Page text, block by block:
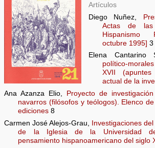
Artículos
Diego Nuñez,
Actas de
Hispanismo
octubre 1995] 3
Elena
político-
XVII
actual de la
Ana Azanza Elio,
Proyecto de
navarros (filósofos y teólogos). Elenco
ediciones 8
Carmen José Alejos-Grau,
Investigaciones
de la Iglesia de la Universidad
pensamiento hispanoamericano del siglo